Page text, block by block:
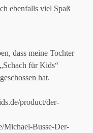
ebenfalls viel Spaß
dass meine Tochter
für Kids“
hat.
product/der-
Michael-Busse-Der-